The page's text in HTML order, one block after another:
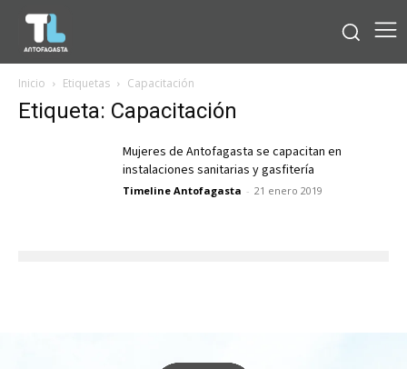
Inicio Etiquetas Capacitación
Etiqueta: Capacitación
Mujeres de Antofagasta se capacitan en
instalaciones sanitarias y gasfitería
Timeline Antofagasta - 21 enero 2019